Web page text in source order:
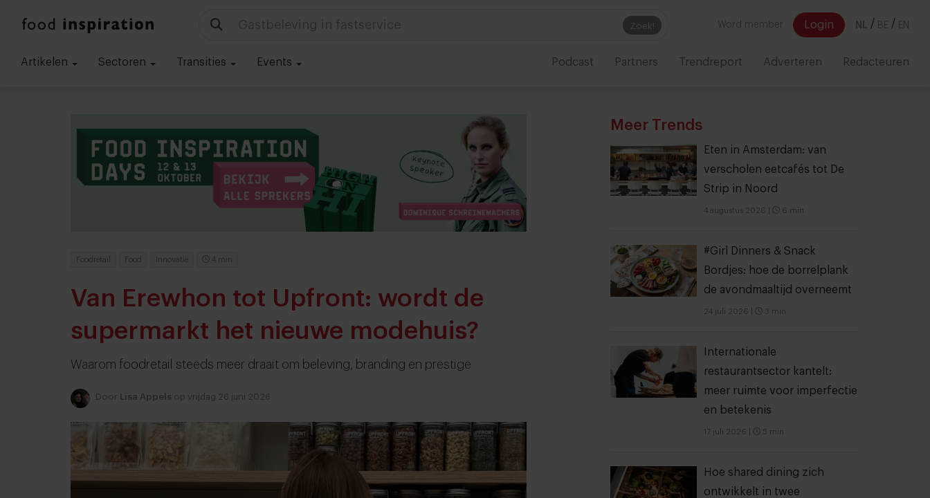
Zoek!
Gastbeleving in fastservice Word member Login NL / BE / EN
Artikelen Sectoren Transities Events Podcast Partners Trendreport Adverteren Redacteuren
Foodretail Food Innovatie 4 min
Van Erewhon tot Upfront: wordt de
supermarkt het nieuwe modehuis?
Waarom foodretail steeds meer draait om beleving, branding en prestige
Door Lisa Appels op vrijdag 26 juni 2026
Meer Trends
Eten in Amsterdam: van
verscholen eetcafés tot De
Strip in Noord
4 augustus 2026 6 min
#Girl Dinners & Snack
Bordjes: hoe de borrelplank
de avondmaaltijd overneemt
24 juli 2026 3 min
Internationale
restaurantsector kantelt:
meer ruimte voor imperfectie
en betekenis
17 juli 2026 5 min
Hoe shared dining zich
ontwikkelt in twee